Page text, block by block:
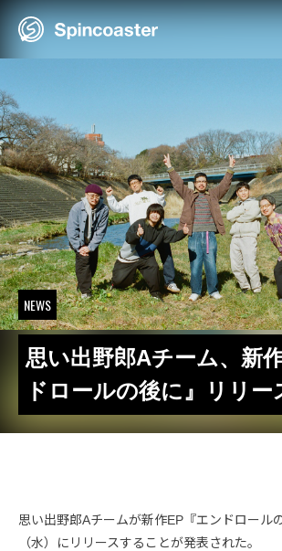
Skip
NEWS
思い出野郎Aチーム、新
ドロールの後に』リリー
思い出野郎Aチームが新作EP『エンドロール
（水）にリリースすることが発表された。